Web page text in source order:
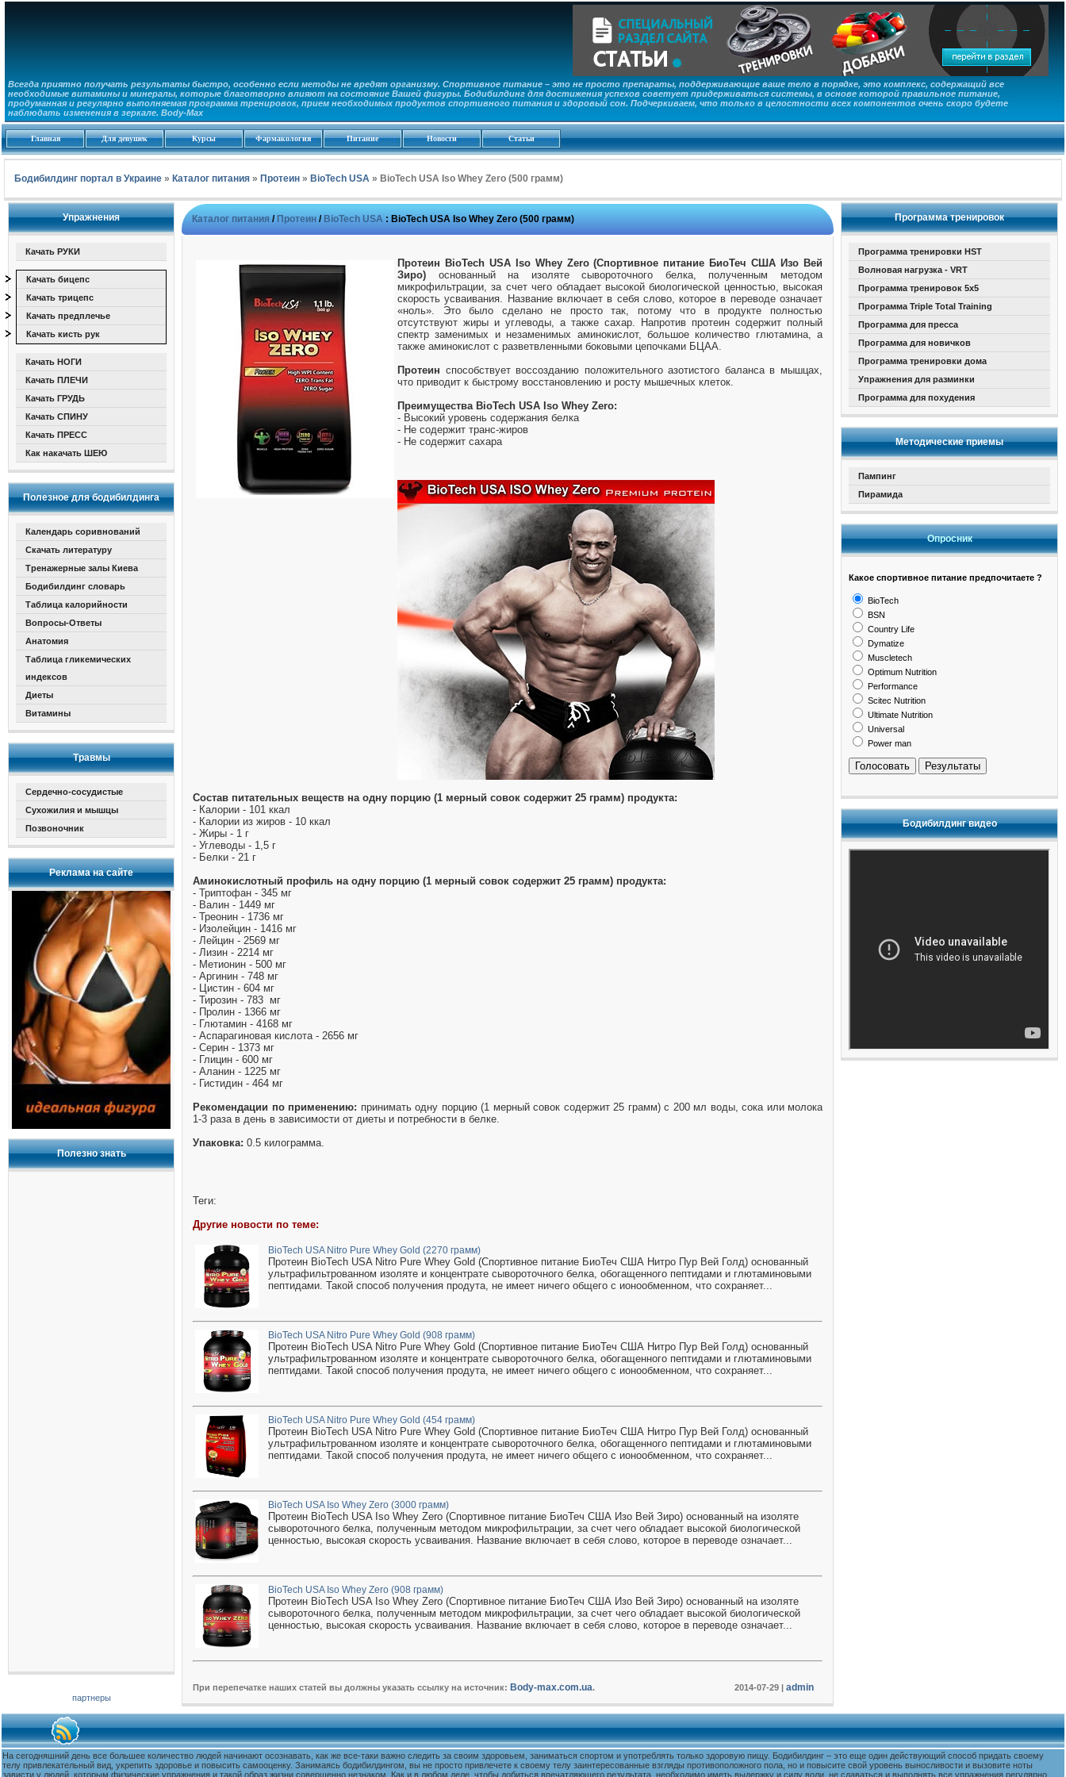
Всегда приятно получать результаты быстро, особенно если методы не вредят организму. Спортивное питание – это не просто препараты, поддерживающие ваше тело в порядке, это комплекс, содержащий все
необходимые витамины и минералы, которые благотворно влияют на состояние Вашей фигуры. Бодибилдинг для достижения успехов советует придерживаться системы, в основе которой правильное питание,
продуманная и регулярно выполняемая программа тренировок, прием необходимых продуктов спортивного питания и здоровый сон. Подчеркиваем, что только в целостности всех компонентов очень скоро будете
наблюдать изменения в зеркале. Body-Max
Главная Для девушек Курсы Фармакология Питание Новости Статьи
Бодибилдинг портал в Украине » Каталог питания » Протеин » BioTech USA » BioTech USA Iso Whey Zero (500 грамм)
Упражнения
Качать РУКИ
Качать бицепс
Качать трицепс
Качать предплечье
Качать кисть рук
Качать НОГИ
Качать ПЛЕЧИ
Качать ГРУДЬ
Качать СПИНУ
Качать ПРЕСС
Как накачать ШЕЮ
Полезное для бодибилдинга
Календарь соривнований
Скачать литературу
Тренажерные залы Киева
Бодибилдинг словарь
Таблица калорийности
Вопросы-Ответы
Анатомия
Таблица гликемических
индексов
Диеты
Витамины
Травмы
Сердечно-сосудистые
Сухожилия и мышцы
Позвоночник
Реклама на сайте
Полезно знать
партнеры
Каталог питания / Протеин / BioTech USA : BioTech USA Iso Whey Zero (500 грамм)
Протеин BioTech USA Iso Whey Zero (Спортивное питание БиоТеч США Изо Вей
Зиро) основанный на изоляте сывороточного белка, полученным методом
микрофильтрации, за счет чего обладает высокой биологической ценностью, высокая
скорость усваивания. Название включает в себя слово, которое в переводе означает
«ноль». Это было сделано не просто так, потому что в продукте полностью
отсутствуют жиры и углеводы, а также сахар. Напротив протеин содержит полный
спектр заменимых и незаменимых аминокислот, большое количество глютамина, а
также аминокислот с разветвленными боковыми цепочками БЦАА.
Протеин способствует воссозданию положительного азотистого баланса в мышцах,
что приводит к быстрому восстановлению и росту мышечных клеток.
Преимущества BioTech USA Iso Whey Zero:
- Высокий уровень содержания белка
- Не содержит транс-жиров
- Не содержит сахара
Состав питательных веществ на одну порцию (1 мерный совок содержит 25 грамм) продукта:
- Калории - 101 ккал
- Калории из жиров - 10 ккал
- Жиры - 1 г
- Углеводы - 1,5 г
- Белки - 21 г
Аминокислотный профиль на одну порцию (1 мерный совок содержит 25 грамм) продукта:
- Триптофан - 345 мг
- Валин - 1449 мг
- Треонин - 1736 мг
- Изолейцин - 1416 мг
- Лейцин - 2569 мг
- Лизин - 2214 мг
- Метионин - 500 мг
- Аргинин - 748 мг
- Цистин - 604 мг
- Тирозин - 783 мг
- Пролин - 1366 мг
- Глютамин - 4168 мг
- Аспарагиновая кислота - 2656 мг
- Серин - 1373 мг
- Глицин - 600 мг
- Аланин - 1225 мг
- Гистидин - 464 мг
Рекомендации по применению: принимать одну порцию (1 мерный совок содержит 25 грамм) с 200 мл воды, сока или молока
1-3 раза в день в зависимости от диеты и потребности в белке.
Упаковка: 0.5 килограмма.
Теги:
Другие новости по теме:
BioTech USA Nitro Pure Whey Gold (2270 грамм)
Протеин BioTech USA Nitro Pure Whey Gold (Спортивное питание БиоТеч США Нитро Пур Вей Голд) основанный
ультрафильтрованном изоляте и концентрате сывороточного белка, обогащенного пептидами и глютаминовыми
пептидами. Такой способ получения продута, не имеет ничего общего с ионообменном, что сохраняет...
BioTech USA Nitro Pure Whey Gold (908 грамм)
Протеин BioTech USA Nitro Pure Whey Gold (Спортивное питание БиоТеч США Нитро Пур Вей Голд) основанный
ультрафильтрованном изоляте и концентрате сывороточного белка, обогащенного пептидами и глютаминовыми
пептидами. Такой способ получения продута, не имеет ничего общего с ионообменном, что сохраняет...
BioTech USA Nitro Pure Whey Gold (454 грамм)
Протеин BioTech USA Nitro Pure Whey Gold (Спортивное питание БиоТеч США Нитро Пур Вей Голд) основанный
ультрафильтрованном изоляте и концентрате сывороточного белка, обогащенного пептидами и глютаминовыми
пептидами. Такой способ получения продута, не имеет ничего общего с ионообменном, что сохраняет...
BioTech USA Iso Whey Zero (3000 грамм)
Протеин BioTech USA Iso Whey Zero (Спортивное питание БиоТеч США Изо Вей Зиро) основанный на изоляте
сывороточного белка, полученным методом микрофильтрации, за счет чего обладает высокой биологической
ценностью, высокая скорость усваивания. Название включает в себя слово, которое в переводе означает...
BioTech USA Iso Whey Zero (908 грамм)
Протеин BioTech USA Iso Whey Zero (Спортивное питание БиоТеч США Изо Вей Зиро) основанный на изоляте
сывороточного белка, полученным методом микрофильтрации, за счет чего обладает высокой биологической
ценностью, высокая скорость усваивания. Название включает в себя слово, которое в переводе означает...
При перепечатке наших статей вы должны указать ссылку на источник: Body-max.com.ua. 2014-07-29 | admin
Программа тренировок
Программа тренировки HST
Волновая нагрузка - VRT
Программа тренировок 5х5
Программа Triple Total Training
Программа для пресса
Программа для новичков
Программа тренировки дома
Упражнения для разминки
Программа для похудения
Методические приемы
Пампинг
Пирамида
Опросник
Какое спортивное питание предпочитаете ?
BioTech
BSN
Country Life
Dymatize
Muscletech
Optimum Nutrition
Performance
Scitec Nutrition
Ultimate Nutrition
Universal
Power man
Голосовать Результаты
Бодибилдинг видео
На сегодняшний день все большее количество людей начинают осознавать, как же все-таки важно следить за своим здоровьем, заниматься спортом и употреблять только здоровую пищу. Бодибилдинг – это еще один действующий способ придать своему
телу привлекательный вид, укрепить здоровье и повысить самооценку. Занимаясь бодибилдингом, вы не просто привлечете к своему телу заинтересованные взгляды противоположного пола, но и повысите свой уровень выносливости и вызовите ноты
зависти у людей, которым физические упражнения и такой образ жизни совершенно незнаком. Как и в любом деле, чтобы добиться впечатляющего результата, необходимо иметь выдержку и силу воли, не сдаваться и выполнять все упражнения регулярно.